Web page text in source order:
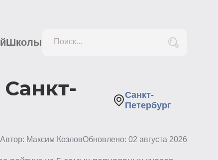
Школы Поиск...
Санкт-
Петербург
Автор: Максим КозловОбновлено: 02 августа 2026